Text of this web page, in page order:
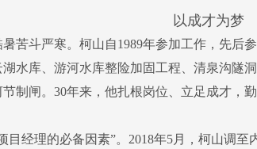
以成才为梦
苦斗严寒。柯山自1989年参加工作，先后
水库、游河水库整险加固工程、清泉沟隧
制闸。30年来，他扎根岗位、立足成才，
经理的必备因素”。2018年5月，柯山调